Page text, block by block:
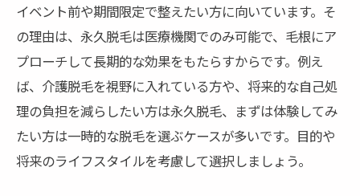
イベント前や期間限定で整えたい方に向いています。そ
の理由は、永久脱毛は医療機関でのみ可能で、毛根にア
プローチして長期的な効果をもたらすからです。例え
ば、介護脱毛を視野に入れている方や、将来的な自己処
理の負担を減らしたい方は永久脱毛、まずは体験してみ
たい方は一時的な脱毛を選ぶケースが多いです。目的や
将来のライフスタイルを考慮して選択しましょう。